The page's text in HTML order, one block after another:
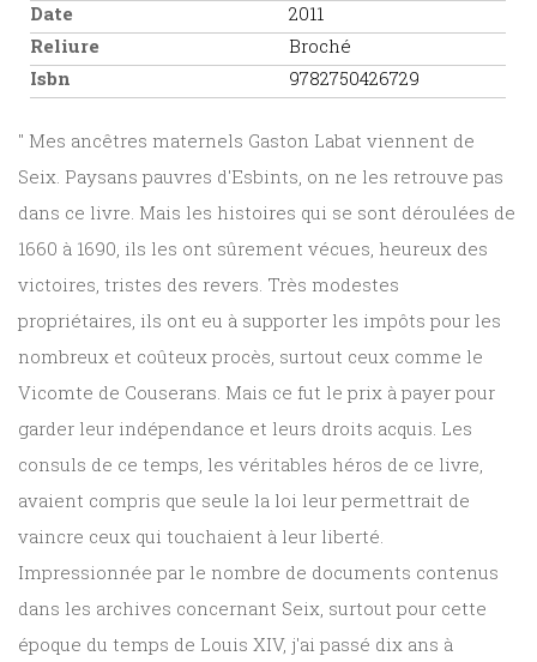
Date
2011
Reliure
Broché
Isbn
9782750426729
" Mes ancêtres maternels Gaston Labat viennent de
Seix. Paysans pauvres d'Esbints, on ne les retrouve pas
dans ce livre. Mais les histoires qui se sont déroulées de
1660 à 1690, ils les ont sûrement vécues, heureux des
victoires, tristes des revers. Très modestes
propriétaires, ils ont eu à supporter les impôts pour les
nombreux et coûteux procès, surtout ceux comme le
Vicomte de Couserans. Mais ce fut le prix à payer pour
garder leur indépendance et leurs droits acquis. Les
consuls de ce temps, les véritables héros de ce livre,
avaient compris que seule la loi leur permettrait de
vaincre ceux qui touchaient à leur liberté.
Impressionnée par le nombre de documents contenus
dans les archives concernant Seix, surtout pour cette
époque du temps de Louis XIV, j'ai passé dix ans à